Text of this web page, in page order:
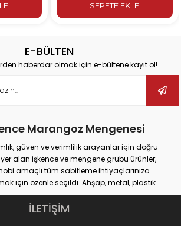
SEPETE EKLE
E-BÜLTEN
haberdar olmak için e-bültene kayıt ol!
Marangoz Mengenesi
güven ve verimlilik arayanlar için doğru
alan işkence ve mengene grubu ürünler,
amaçlı tüm sabitleme ihtiyaçlarınıza
için özenle seçildi. Ahşap, metal, plastik
güvenli tutuş sağlayan ürünlerimiz;
delme, montaj ve tamir gibi pek çok alanda
performans vadediyor.
İLETİŞİM